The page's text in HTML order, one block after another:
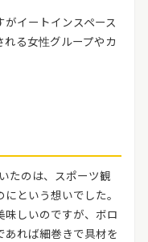
イートインスペース
る女性グループやカ
たのは、スポーツ観
という想いでした。
味しいのですが、ボロ
あれば細巻きで具材を